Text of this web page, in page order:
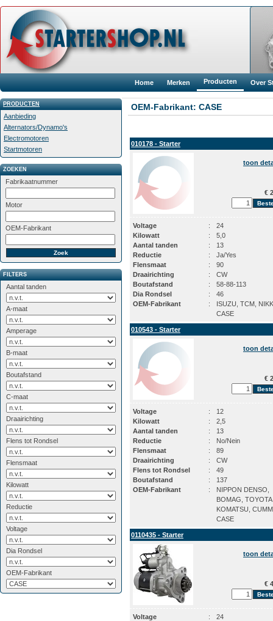
Home Merken Producten Over
PRODUCTEN
Aanbieding
Alternators/Dynamo's
Electromotoren
Startmotoren
ZOEKEN
Fabrikaatnummer
Motor
OEM-Fabrikant
FILTERS
Aantal tanden
A-maat
Amperage
B-maat
Boutafstand
C-maat
Draairichting
Flens tot Rondsel
Flensmaat
Kilowatt
Reductie
Voltage
Dia Rondsel
OEM-Fabrikant
OEM-Fabrikant: CASE
010178 - Starter
toon
€
Voltage :
24
Kilowatt
:
5,0
Aantal tanden
:
13
Reductie
:
Ja/Yes
Flensmaat
:
90
Draairichting
:
CW
Boutafstand
:
58-88-113
Dia Rondsel
:
46
OEM-Fabrikant
:
ISUZU, TCM,
CASE
010543 - Starter
toon
€
Voltage :
12
Kilowatt
:
2,5
Aantal tanden
:
13
Reductie
:
No/Nein
Flensmaat
:
89
Draairichting
:
CW
Flens tot Rondsel
:
49
Boutafstand
:
137
OEM-Fabrikant
:
NIPPON DENSO,
BOMAG,
KOMATSU,
CASE
0110435 - Starter
toon
€
Voltage :
24